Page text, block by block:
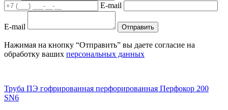
E-mail
E-mail Отправить
Нажимая на кнопку “Отправить” вы даете согласие на
обработку ваших персональных данных
Труба ПЭ гофрированная перфорированная Перфокор 200
SN6